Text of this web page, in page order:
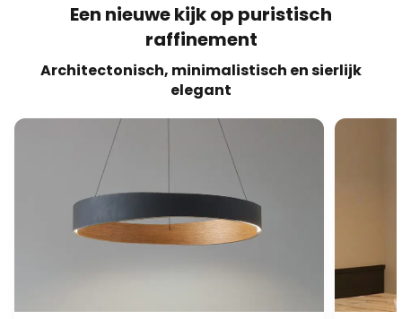
Een nieuwe kijk op puristisch
raffinement
Architectonisch, minimalistisch en sierlijk
elegant